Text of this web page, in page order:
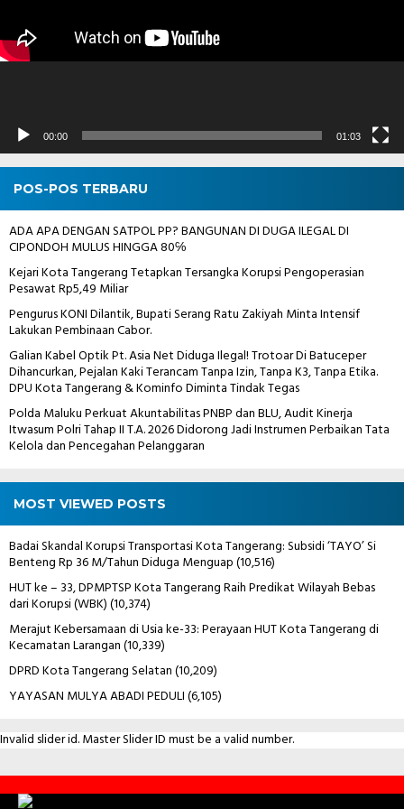
00:00 01:03
POS-POS TERBARU
ADA APA DENGAN SATPOL PP? BANGUNAN DI DUGA ILEGAL DI
CIPONDOH MULUS HINGGA 80℅
Kejari Kota Tangerang Tetapkan Tersangka Korupsi Pengoperasian
Pesawat Rp5,49 Miliar
Pengurus KONI Dilantik, Bupati Serang Ratu Zakiyah Minta Intensif
Lakukan Pembinaan Cabor.
Galian Kabel Optik Pt. Asia Net Diduga Ilegal! Trotoar Di Batuceper
Dihancurkan, Pejalan Kaki Terancam Tanpa Izin, Tanpa K3, Tanpa Etika.
DPU Kota Tangerang & Kominfo Diminta Tindak Tegas
Polda Maluku Perkuat Akuntabilitas PNBP dan BLU, Audit Kinerja
Itwasum Polri Tahap II T.A. 2026 Didorong Jadi Instrumen Perbaikan Tata
Kelola dan Pencegahan Pelanggaran
MOST VIEWED POSTS
Badai Skandal Korupsi Transportasi Kota Tangerang: Subsidi ‘TAYO’ Si
Benteng Rp 36 M/Tahun Diduga Menguap(10,516)
HUT ke – 33, DPMPTSP Kota Tangerang Raih Predikat Wilayah Bebas
dari Korupsi (WBK)(10,374)
Merajut Kebersamaan di Usia ke-33: Perayaan HUT Kota Tangerang di
Kecamatan Larangan(10,339)
DPRD Kota Tangerang Selatan(10,209)
YAYASAN MULYA ABADI PEDULI(6,105)
Invalid slider id. Master Slider ID must be a valid number.
Contact